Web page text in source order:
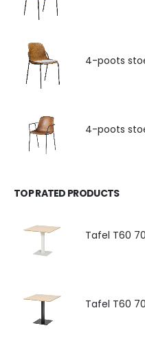
4-poots
4-poots
TOP RATED PRODUCTS
Tafel T60
Tafel T60